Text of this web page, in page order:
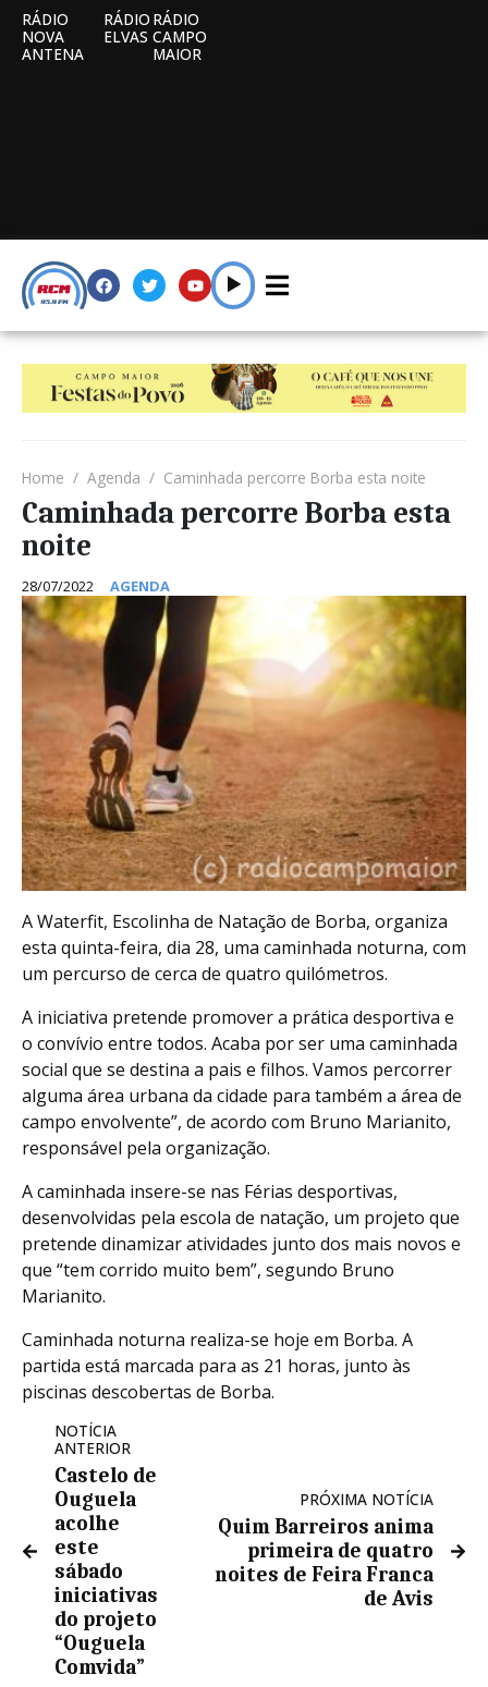
RÁDIO
NOVA
ANTENA
RÁDIO
ELVAS
RÁDIO
CAMPO
MAIOR
Home Agenda Caminhada percorre Borba esta noite
Caminhada percorre Borba esta
noite
28/07/2022 AGENDA
A Waterfit, Escolinha de Natação de Borba, organiza
esta quinta-feira, dia 28, uma caminhada noturna, com
um percurso de cerca de quatro quilómetros.
A iniciativa pretende promover a prática desportiva e
o convívio entre todos. Acaba por ser uma caminhada
social que se destina a pais e filhos. Vamos percorrer
alguma área urbana da cidade para também a área de
campo envolvente”, de acordo com Bruno Marianito,
responsável pela organização.
A caminhada insere-se nas Férias desportivas,
desenvolvidas pela escola de natação, um projeto que
pretende dinamizar atividades junto dos mais novos e
que “tem corrido muito bem”, segundo Bruno
Marianito.
Caminhada noturna realiza-se hoje em Borba. A
partida está marcada para as 21 horas, junto às
piscinas descobertas de Borba.
NOTÍCIA
ANTERIOR
Castelo de
Ouguela
acolhe
este
sábado
iniciativas
do projeto
“Ouguela
Comvida”
PRÓXIMA NOTÍCIA
Quim Barreiros anima
primeira de quatro
noites de Feira Franca
de Avis